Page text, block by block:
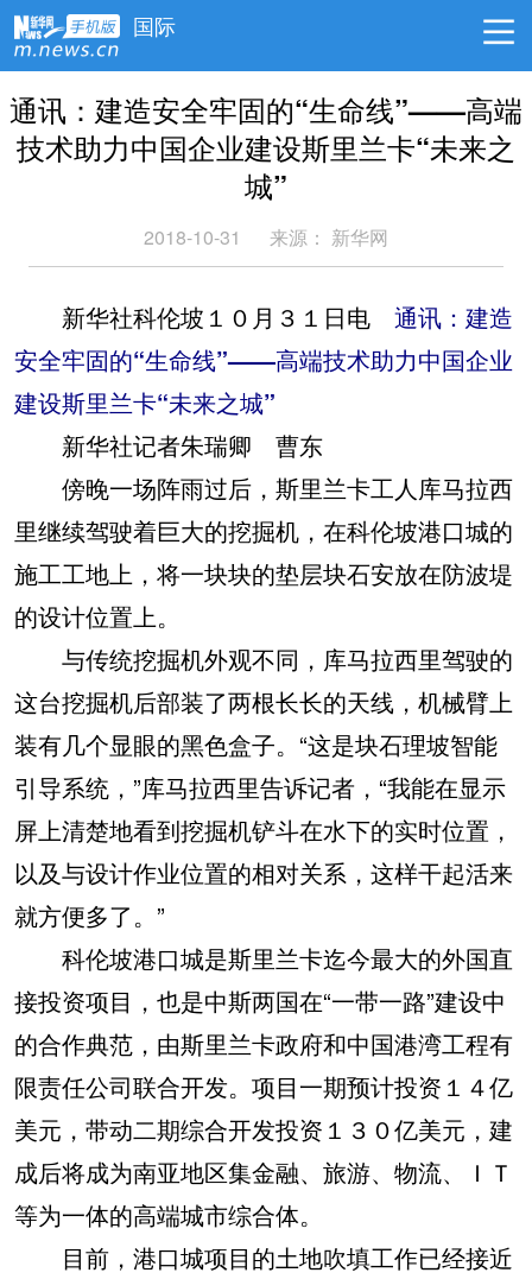
国际
通讯：建造安全牢固的“生命线”——高端
技术助力中国企业建设斯里兰卡“未来之
城”
2018-10-31 来源： 新华网
新华社科伦坡１０月３１日电 通讯：建造
安全牢固的“生命线”——高端技术助力中国企业
建设斯里兰卡“未来之城”
新华社记者朱瑞卿 曹东
傍晚一场阵雨过后，斯里兰卡工人库马拉西
里继续驾驶着巨大的挖掘机，在科伦坡港口城的
施工工地上，将一块块的垫层块石安放在防波堤
的设计位置上。
与传统挖掘机外观不同，库马拉西里驾驶的
这台挖掘机后部装了两根长长的天线，机械臂上
装有几个显眼的黑色盒子。“这是块石理坡智能
引导系统，”库马拉西里告诉记者，“我能在显示
屏上清楚地看到挖掘机铲斗在水下的实时位置，
以及与设计作业位置的相对关系，这样干起活来
就方便多了。”
科伦坡港口城是斯里兰卡迄今最大的外国直
接投资项目，也是中斯两国在“一带一路”建设中
的合作典范，由斯里兰卡政府和中国港湾工程有
限责任公司联合开发。项目一期预计投资１４亿
美元，带动二期综合开发投资１３０亿美元，建
成后将成为南亚地区集金融、旅游、物流、ＩＴ
等为一体的高端城市综合体。
目前，港口城项目的土地吹填工作已经接近